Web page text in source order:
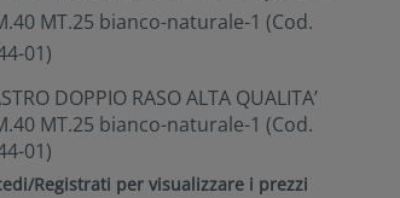
DOPPIO RASO ALTA QUALITA’
MT.25 bianco-naturale-1 (Cod.
01)
Registrati per visualizzare i prezzi